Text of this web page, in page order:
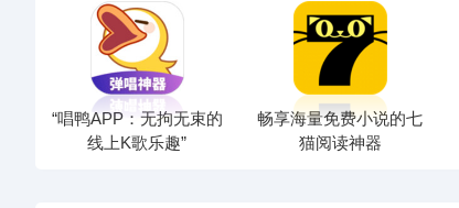
“唱鸭APP：无拘无束的
线上K歌乐趣”
畅享海量免费小说的七
猫阅读神器